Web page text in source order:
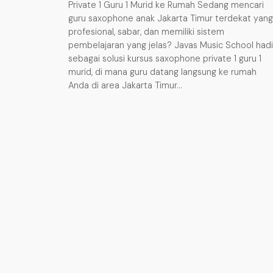
Private 1 Guru 1 Murid ke Rumah Sedang mencari
guru saxophone anak Jakarta Timur terdekat yang
profesional, sabar, dan memiliki sistem
pembelajaran yang jelas? Javas Music School
sebagai solusi kursus saxophone private 1 guru 1
murid, di mana guru datang langsung ke rumah
Anda di area Jakarta Timur…